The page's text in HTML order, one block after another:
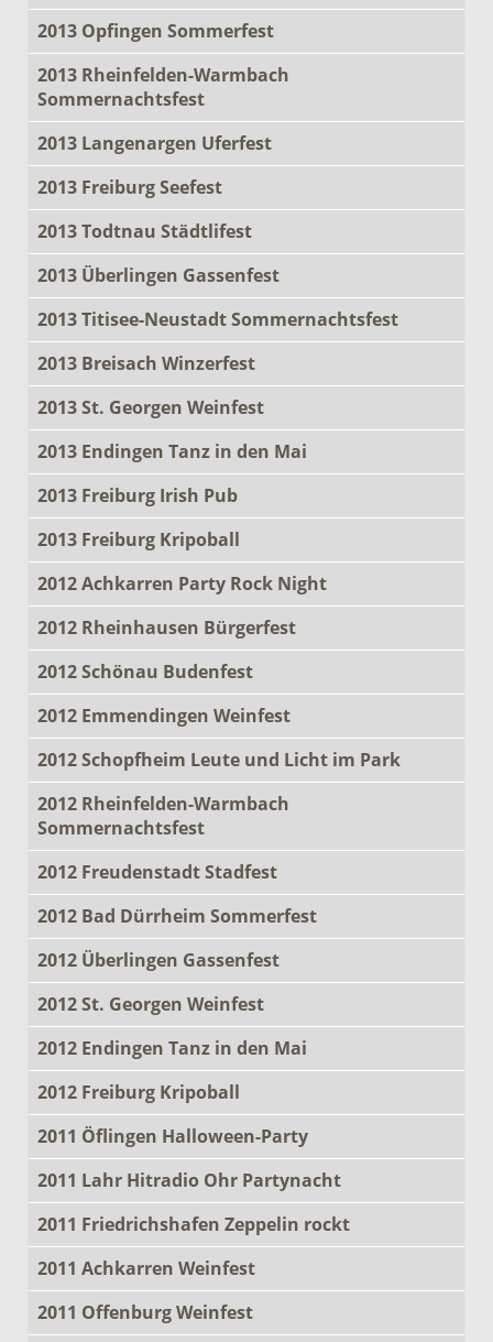
2013 Opfingen Sommerfest
2013 Rheinfelden-Warmbach
Sommernachtsfest
2013 Langenargen Uferfest
2013 Freiburg Seefest
2013 Todtnau Städtlifest
2013 Überlingen Gassenfest
2013 Titisee-Neustadt Sommernachtsfest
2013 Breisach Winzerfest
2013 St. Georgen Weinfest
2013 Endingen Tanz in den Mai
2013 Freiburg Irish Pub
2013 Freiburg Kripoball
2012 Achkarren Party Rock Night
2012 Rheinhausen Bürgerfest
2012 Schönau Budenfest
2012 Emmendingen Weinfest
2012 Schopfheim Leute und Licht im Park
2012 Rheinfelden-Warmbach
Sommernachtsfest
2012 Freudenstadt Stadfest
2012 Bad Dürrheim Sommerfest
2012 Überlingen Gassenfest
2012 St. Georgen Weinfest
2012 Endingen Tanz in den Mai
2012 Freiburg Kripoball
2011 Öflingen Halloween-Party
2011 Lahr Hitradio Ohr Partynacht
2011 Friedrichshafen Zeppelin rockt
2011 Achkarren Weinfest
2011 Offenburg Weinfest